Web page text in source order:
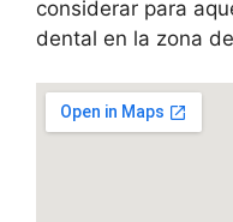
considerar para
dental en la zona